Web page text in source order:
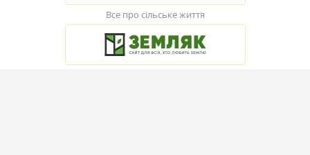
Все про сільське життя